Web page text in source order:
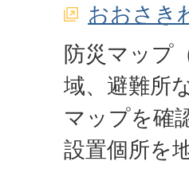
おおさき
防災マップ
域、避難所
マップを確
設置個所を